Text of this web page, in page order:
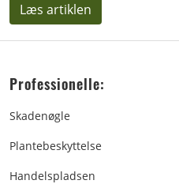
Læs artiklen
Professionelle:
Skadenøgle
Plantebeskyttelse
Handelspladsen